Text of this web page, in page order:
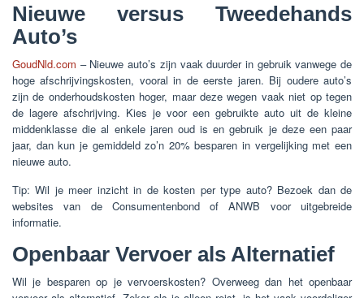
Nieuwe versus Tweedehands
Auto’s
GoudNld.com – Nieuwe auto’s zijn vaak duurder in gebruik vanwege de
hoge afschrijvingskosten, vooral in de eerste jaren. Bij oudere auto’s
zijn de onderhoudskosten hoger, maar deze wegen vaak niet op tegen
de lagere afschrijving. Kies je voor een gebruikte auto uit de kleine
middenklasse die al enkele jaren oud is en gebruik je deze een paar
jaar, dan kun je gemiddeld zo’n 20% besparen in vergelijking met een
nieuwe auto.
Tip: Wil je meer inzicht in de kosten per type auto? Bezoek dan de
websites van de Consumentenbond of ANWB voor uitgebreide
informatie.
Openbaar Vervoer als Alternatief
Wil je besparen op je vervoerskosten? Overweeg dan het openbaar